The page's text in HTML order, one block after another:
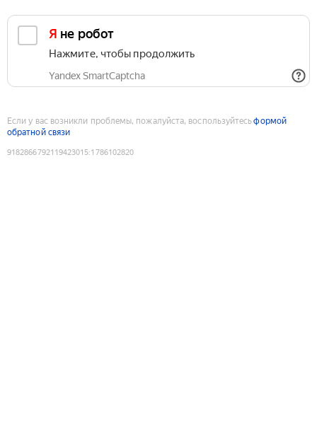
Я не робот
Нажмите, чтобы продолжить
Yandex SmartCaptcha
Если у вас возникли проблемы, пожалуйста, воспользуйтесьформой
обратной связи
9182866792119423015:1786102820